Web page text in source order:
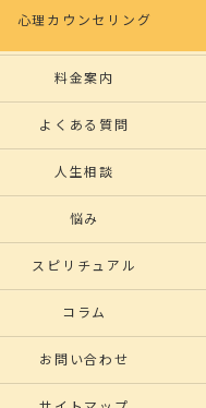
心理カウンセリング
料金案内
よくある質問
人生相談
悩み
スピリチュアル
コラム
お問い合わせ